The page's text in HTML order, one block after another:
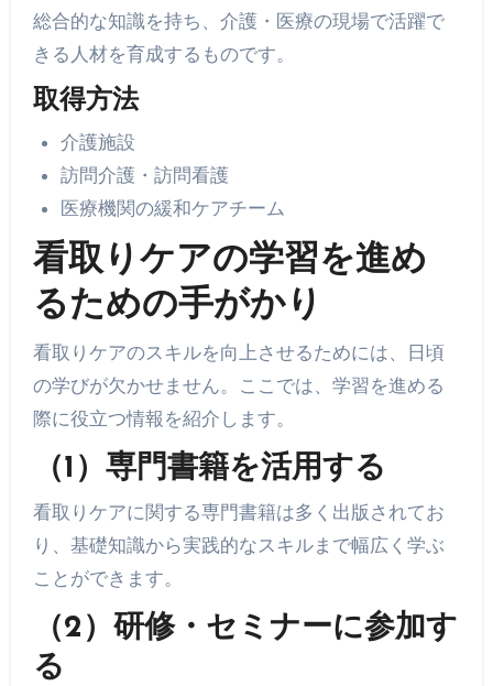
総合的な知識を持ち、介護・医療の現場で活躍で
きる人材を育成するものです。
取得方法
介護施設
訪問介護・訪問看護
医療機関の緩和ケアチーム
看取りケアの学習を進め
るための手がかり
看取りケアのスキルを向上させるためには、日頃
の学びが欠かせません。ここでは、学習を進める
際に役立つ情報を紹介します。
（1）専門書籍を活用する
看取りケアに関する専門書籍は多く出版されてお
り、基礎知識から実践的なスキルまで幅広く学ぶ
ことができます。
（2）研修・セミナーに参加す
る